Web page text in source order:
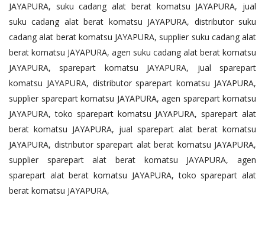
JAYAPURA, suku cadang alat berat komatsu JAYAPURA, jual
suku cadang alat berat komatsu JAYAPURA, distributor suku
cadang alat berat komatsu JAYAPURA, supplier suku cadang alat
berat komatsu JAYAPURA, agen suku cadang alat berat komatsu
JAYAPURA, sparepart komatsu JAYAPURA, jual sparepart
komatsu JAYAPURA, distributor sparepart komatsu JAYAPURA,
supplier sparepart komatsu JAYAPURA, agen sparepart komatsu
JAYAPURA, toko sparepart komatsu JAYAPURA, sparepart alat
berat komatsu JAYAPURA, jual sparepart alat berat komatsu
JAYAPURA, distributor sparepart alat berat komatsu JAYAPURA,
supplier sparepart alat berat komatsu JAYAPURA, agen
sparepart alat berat komatsu JAYAPURA, toko sparepart alat
berat komatsu JAYAPURA,